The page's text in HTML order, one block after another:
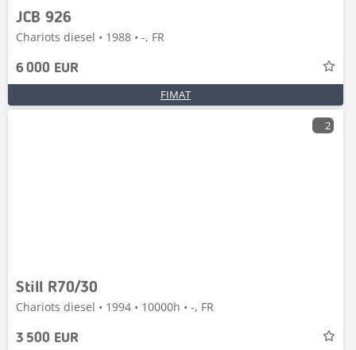
JCB 926
Chariots diesel • 1988 • -, FR
6 000 EUR
FIMAT
2
Still R70/30
Chariots diesel • 1994 • 10000h • -, FR
3 500 EUR